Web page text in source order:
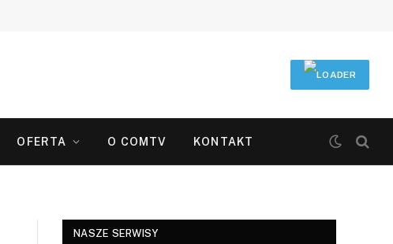
OFERTA O COMTV KONTAKT
NASZE SERWISY